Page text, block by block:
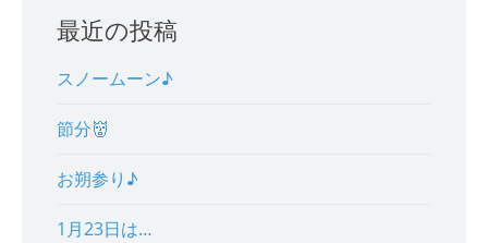
最近の投稿
スノームーン♪
節分👹
お朔参り♪
1月23日は…